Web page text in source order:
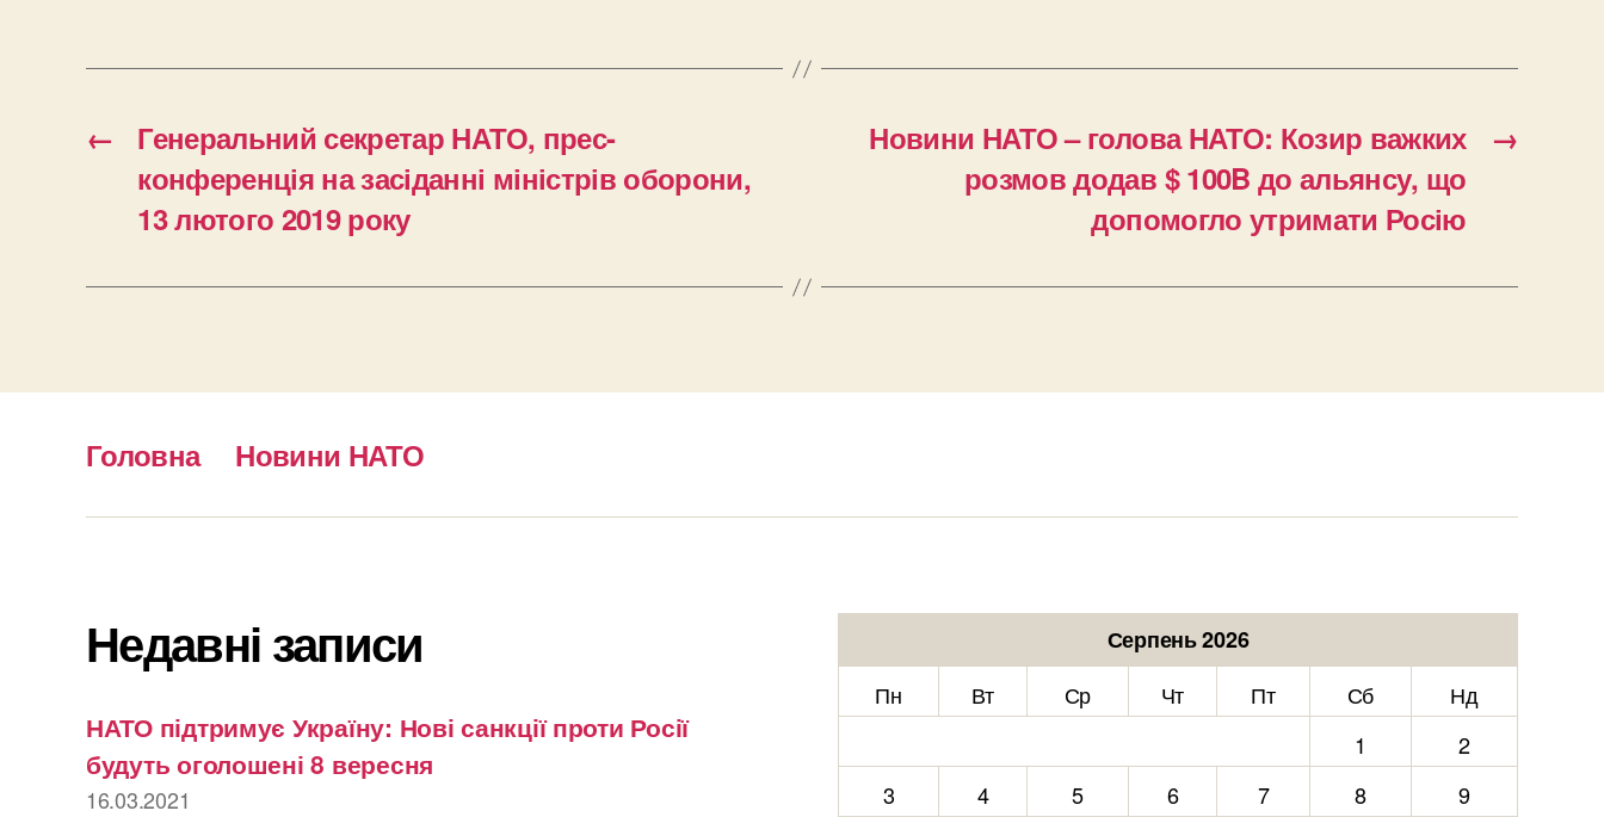
←
Генеральний секретар НАТО, прес-
конференція на засіданні міністрів оборони,
13 лютого 2019 року
→
Новини НАТО – голова НАТО: Козир важких
розмов додав $ 100B до альянсу, що
допомогло утримати Росію
Головна Новини НАТО
Недавні записи
НАТО підтримує Україну: Нові санкції проти Росії
будуть оголошені 8 вересня
16.03.2021
Серпень 2026
Пн
Вт Ср Чт Пт Сб
Нд
1
2
3
4 5 6 7 8
9